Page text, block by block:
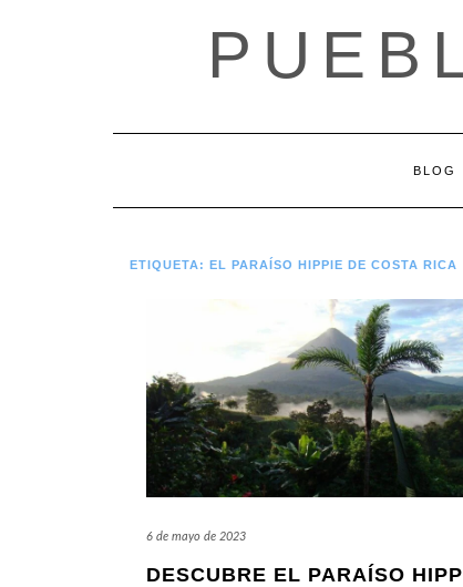
BLOG
ETIQUETA: EL PARAÍSO HIPPIE DE COSTA RICA
6 de mayo de 2023
DESCUBRE EL PARAÍSO